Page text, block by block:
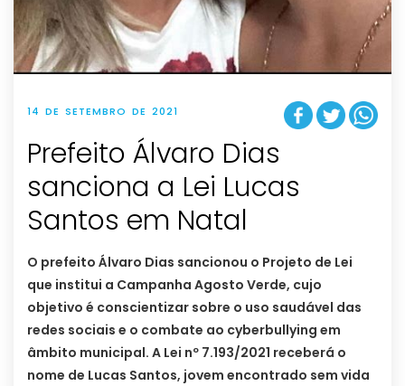
14 DE SETEMBRO DE 2021
Prefeito Álvaro Dias
sanciona a Lei Lucas
Santos em Natal
O prefeito Álvaro Dias sancionou o Projeto de Lei
que institui a Campanha Agosto Verde, cujo
objetivo é conscientizar sobre o uso saudável das
redes sociais e o combate ao cyberbullying em
âmbito municipal. A Lei nº 7.193/2021 receberá o
nome de Lucas Santos, jovem encontrado sem vida